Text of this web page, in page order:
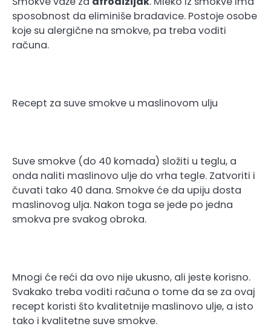
sposobnost da eliminiše bradavice. Postoje osobe
koje su alergične na smokve, pa treba voditi
računa.
Recept za suve smokve u maslinovom ulju
Suve smokve (do 40 komada) složiti u teglu, a
onda naliti maslinovo ulje do vrha tegle. Zatvoriti i
čuvati tako 40 dana. Smokve će da upiju dosta
maslinovog ulja. Nakon toga se jede po jedna
smokva pre svakog obroka.
Mnogi će reći da ovo nije ukusno, ali jeste korisno.
Svakako treba voditi računa o tome da se za ovaj
recept koristi što kvalitetnije maslinovo ulje, a isto
tako i kvalitetne suve smokve.